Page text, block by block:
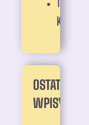
OSTATNIE
WPISY: